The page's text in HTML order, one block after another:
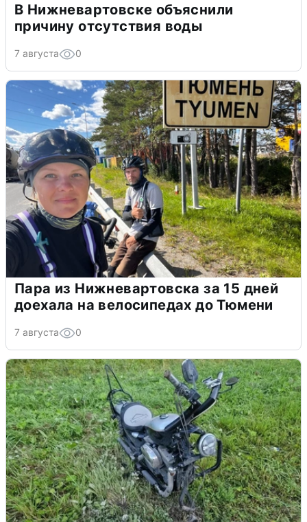
В Нижневартовске объяснили
причину отсутствия воды
7 августа 0
Пара из Нижневартовска за 15 дней
доехала на велосипедах до Тюмени
7 августа 0